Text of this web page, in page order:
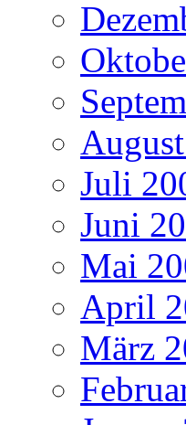
Juli
Juni
Mai
April
März